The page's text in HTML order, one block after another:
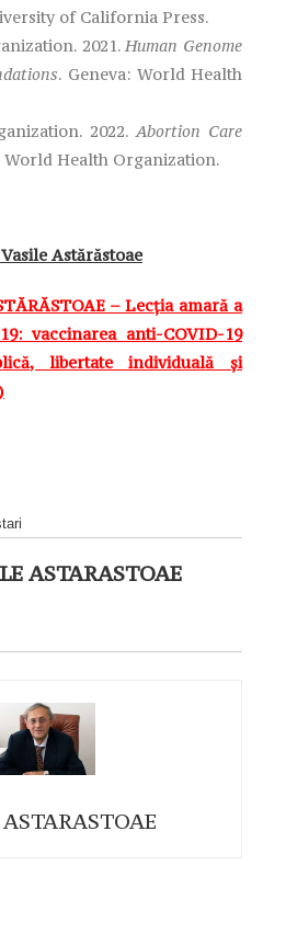
of California Press.
2021.Human Genome
. Geneva: World Health
2022.Abortion Care
World Health Organization.
Astărăstoae
– Lecția amară a
vaccinarea anti-COVID-19
libertate individuală și
ASTARASTOAE